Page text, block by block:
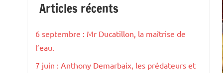
Articles récents
6 septembre : Mr Ducatillon, la maîtrise de
l’eau.
7 juin : Anthony Demarbaix, les prédateurs et